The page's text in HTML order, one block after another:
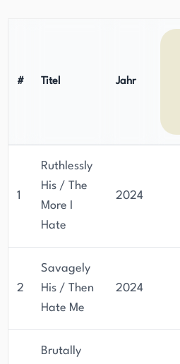
# Titel Jahr
1
Ruthlessly
His / The
More I
Hate
2024
2
Savagely
His / Then
Hate Me
2024
Brutally